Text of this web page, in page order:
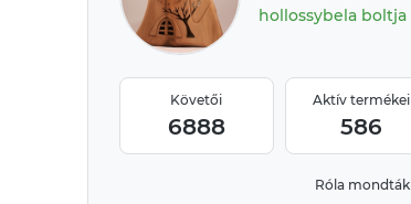
hollossybela boltja
Követői
6888
Aktív termékei
586
Róla mondták